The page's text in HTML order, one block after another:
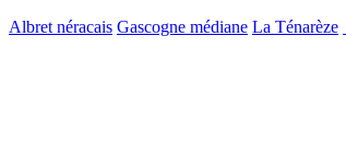
Albret néracais Gascogne médiane La Ténarèze